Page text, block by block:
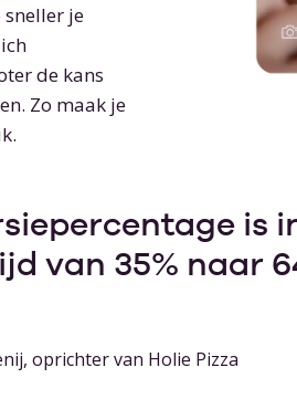
je
de kans
Zo maak je
is
van 35% naar
oprichter van Holie Pizza